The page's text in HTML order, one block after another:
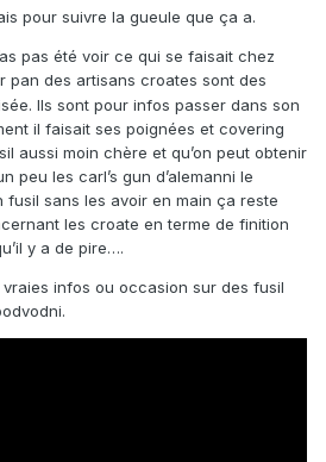
pour suivre la gueule que ça a.
pas été voir ce qui se faisait chez
pan des artisans croates sont des
Ils sont pour infos passer dans son
il faisait ses poignées et covering
aussi moin chère et qu’on peut obtenir
peu les carl’s gun d’alemanni le
fusil sans les avoir en main ça reste
les croate en terme de finition
y a de pire….
infos ou occasion sur des fusil